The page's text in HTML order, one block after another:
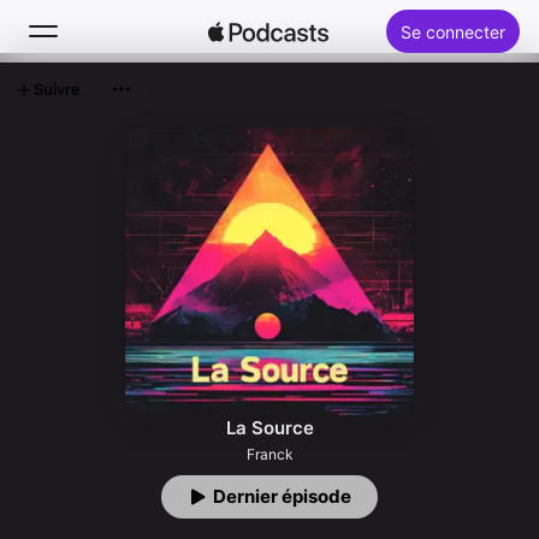
Se connecter
Nouveautés
Classements
La Source
Franck
Dernier épisode
Suivre